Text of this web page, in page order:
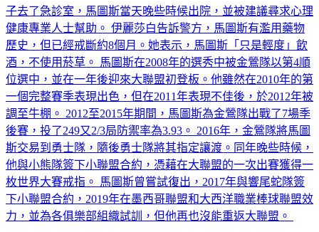
子去了急診室，馬圖斯當天晚些時候出院，並被建議尋求心理
健康專業人士幫助。 伊麗莎白告訴警方，馬圖斯有濫用藥物
歷史，但已經戒斷約8個月。她表示，馬圖斯「只是輕度」飲
酒，不使用菸草。 馬圖斯在2008年的選秀中被金鶯隊以第4順
位選中，並在一年後迎來大聯盟初登板。他雖然在2010年的第
一個完整賽季表現出色，但在2011年表現不佳後，於2012年被
調至牛棚。 2012至2015年期間，馬圖斯為金鶯隊出戰了7場季
後賽，投了249又2/3局防禦率為3.93。 2016年，金鶯隊將馬圖
斯交易到勇士隊，隨後勇士隊將其指定讓渡。同年晚些時候，
他與小熊隊簽下小聯盟合約，憑藉在大聯盟的一次出賽獲得一
枚世界大賽戒指。 馬圖斯曾嘗試復出，2017年與響尾蛇隊簽
下小聯盟合約，2019年在墨西哥聯盟和大西洋職業棒球聯盟效
力，並為各俱樂部組織試訓，但他再也沒能重返大聯盟。